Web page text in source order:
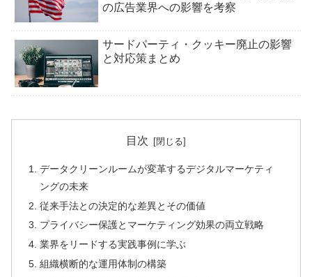
の広告業界への影響を考察
サードパーティ・クッキー廃止の影響
と対応策まとめ
目次
データクリーンルームが変革するデジタルマーケティ
ングの未来
従来手法との決定的な差異とその価値
プライバシー保護とマーケティング効果の両立戦略
業界をリードする実践事例に学ぶ
組織横断的な運用体制の構築